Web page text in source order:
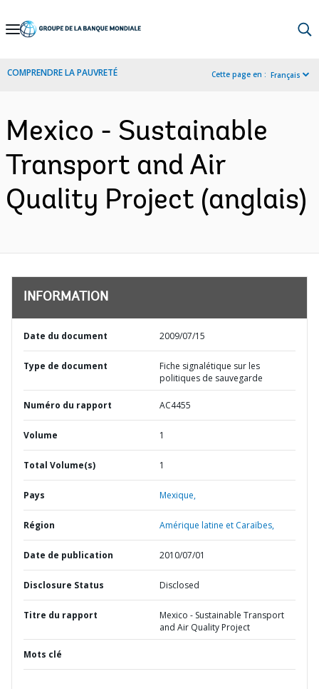
Skip
Navigation
COMPRENDRE LA PAUVRETÉ Cette page en : Français
Mexico - Sustainable
Transport and Air
Quality Project (anglais)
INFORMATION
Date du document 2009/07/15
Type de document
Fiche signalétique sur les
politiques de sauvegarde
Numéro du rapport AC4455
Volume 1
Total Volume(s) 1
Pays Mexique,
Région Amérique latine et Caraïbes,
Date de publication 2010/07/01
Disclosure Status Disclosed
Titre du rapport
Mexico - Sustainable Transport
and Air Quality Project
Mots clé